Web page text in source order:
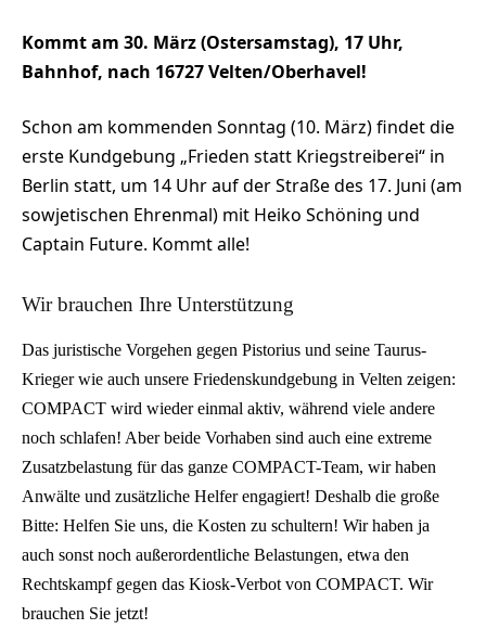
Kommt am 30. März (Ostersamstag), 17 Uhr,
Bahnhof, nach 16727 Velten/Oberhavel!
Schon am kommenden Sonntag (10. März) findet die
erste Kundgebung „Frieden statt Kriegstreiberei“ in
Berlin statt, um 14 Uhr auf der Straße des 17. Juni (am
sowjetischen Ehrenmal) mit Heiko Schöning und
Captain Future. Kommt alle!
Wir brauchen Ihre Unterstützung
Das juristische Vorgehen gegen Pistorius und seine Taurus-
Krieger wie auch unsere Friedenskundgebung in Velten zeigen:
COMPACT wird wieder einmal aktiv, während viele andere
noch schlafen! Aber beide Vorhaben sind auch eine extreme
Zusatzbelastung für das ganze COMPACT-Team, wir haben
Anwälte und zusätzliche Helfer engagiert! Deshalb die große
Bitte: Helfen Sie uns, die Kosten zu schultern! Wir haben ja
auch sonst noch außerordentliche Belastungen, etwa den
Rechtskampf gegen das Kiosk-Verbot von COMPACT. Wir
brauchen Sie jetzt!